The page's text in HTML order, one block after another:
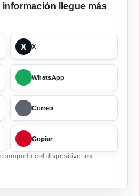
información llegue más
X X
WhatsApp
Correo
Copiar
compartir del dispositivo; en